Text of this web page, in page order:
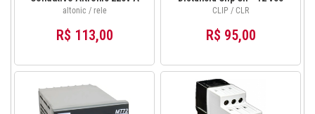
380v Rn-01 220/380v
altonic / rele
R$ 113,00
CLIP / CLR
R$ 95,00